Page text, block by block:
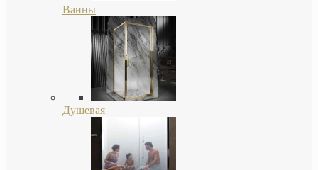
Ванны
Душевая